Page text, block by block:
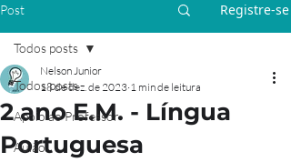
Post Registre-se
Todos posts
Apoio ao Professor
Aulão
Todos posts
2 ano E.M. - Língua
Portuguesa
Nelson Junior
18 de dez. de 2023 1 min de leitura